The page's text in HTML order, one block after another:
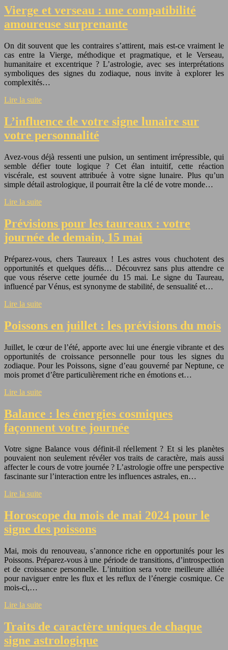
Vierge et verseau : une compatibilité
amoureuse surprenante
On dit souvent que les contraires s’attirent, mais est-ce vraiment le
cas entre la Vierge, méthodique et pragmatique, et le Verseau,
humanitaire et excentrique ? L’astrologie, avec ses interprétations
symboliques des signes du zodiaque, nous invite à explorer les
complexités…
Lire la suite
L’influence de votre signe lunaire sur
votre personnalité
Avez-vous déjà ressenti une pulsion, un sentiment irrépressible, qui
semble défier toute logique ? Cet élan intuitif, cette réaction
viscérale, est souvent attribuée à votre signe lunaire. Plus qu’un
simple détail astrologique, il pourrait être la clé de votre monde…
Lire la suite
Prévisions pour les taureaux : votre
journée de demain, 15 mai
Préparez-vous, chers Taureaux ! Les astres vous chuchotent des
opportunités et quelques défis… Découvrez sans plus attendre ce
que vous réserve cette journée du 15 mai. Le signe du Taureau,
influencé par Vénus, est synonyme de stabilité, de sensualité et…
Lire la suite
Poissons en juillet : les prévisions du mois
Juillet, le cœur de l’été, apporte avec lui une énergie vibrante et des
opportunités de croissance personnelle pour tous les signes du
zodiaque. Pour les Poissons, signe d’eau gouverné par Neptune, ce
mois promet d’être particulièrement riche en émotions et…
Lire la suite
Balance : les énergies cosmiques
façonnent votre journée
Votre signe Balance vous définit-il réellement ? Et si les planètes
pouvaient non seulement révéler vos traits de caractère, mais aussi
affecter le cours de votre journée ? L’astrologie offre une perspective
fascinante sur l’interaction entre les influences astrales, en…
Lire la suite
Horoscope du mois de mai 2024 pour le
signe des poissons
Mai, mois du renouveau, s’annonce riche en opportunités pour les
Poissons. Préparez-vous à une période de transitions, d’introspection
et de croissance personnelle. L’intuition sera votre meilleure alliée
pour naviguer entre les flux et les reflux de l’énergie cosmique. Ce
mois-ci,…
Lire la suite
Traits de caractère uniques de chaque
signe astrologique